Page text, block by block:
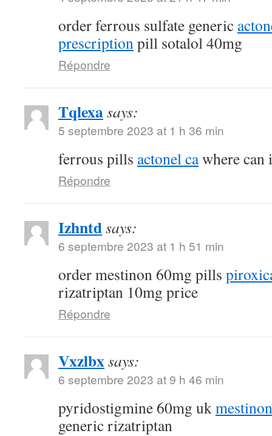
order ferrous sulfate generic
prescriptionpill sotalol 40mg
Répondre
Tqlexasays:
5 septembre 2023 at 1 h 36 min
ferrous pills actonel cawhere can
Répondre
Izhntdsays:
6 septembre 2023 at 1 h 51 min
order mestinon 60mg pills
rizatriptan 10mg price
Répondre
Vxzlbxsays:
6 septembre 2023 at 9 h 46 min
pyridostigmine 60mg uk
generic rizatriptan